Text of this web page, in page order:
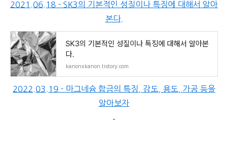
2021.06.18 - SK3의 기본적인 성질이나 특징에 대해서 알아
본다.
SK3의 기본적인 성질이나 특징에 대해서 알아본
다.
kanonxkanon.tistory.com
2022.03.19 - 마그네슘 합금의 특징, 강도, 용도, 가공 등을
알아보자
-